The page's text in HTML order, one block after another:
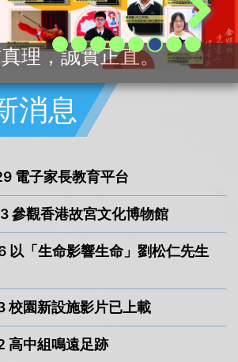
理，誠實正直。
消息
電子家長教育平台
參觀香港故宮文化博物館
以「生命影響生命」劉松仁先生
校園新設施影片已上載
高中組鳴遠足跡